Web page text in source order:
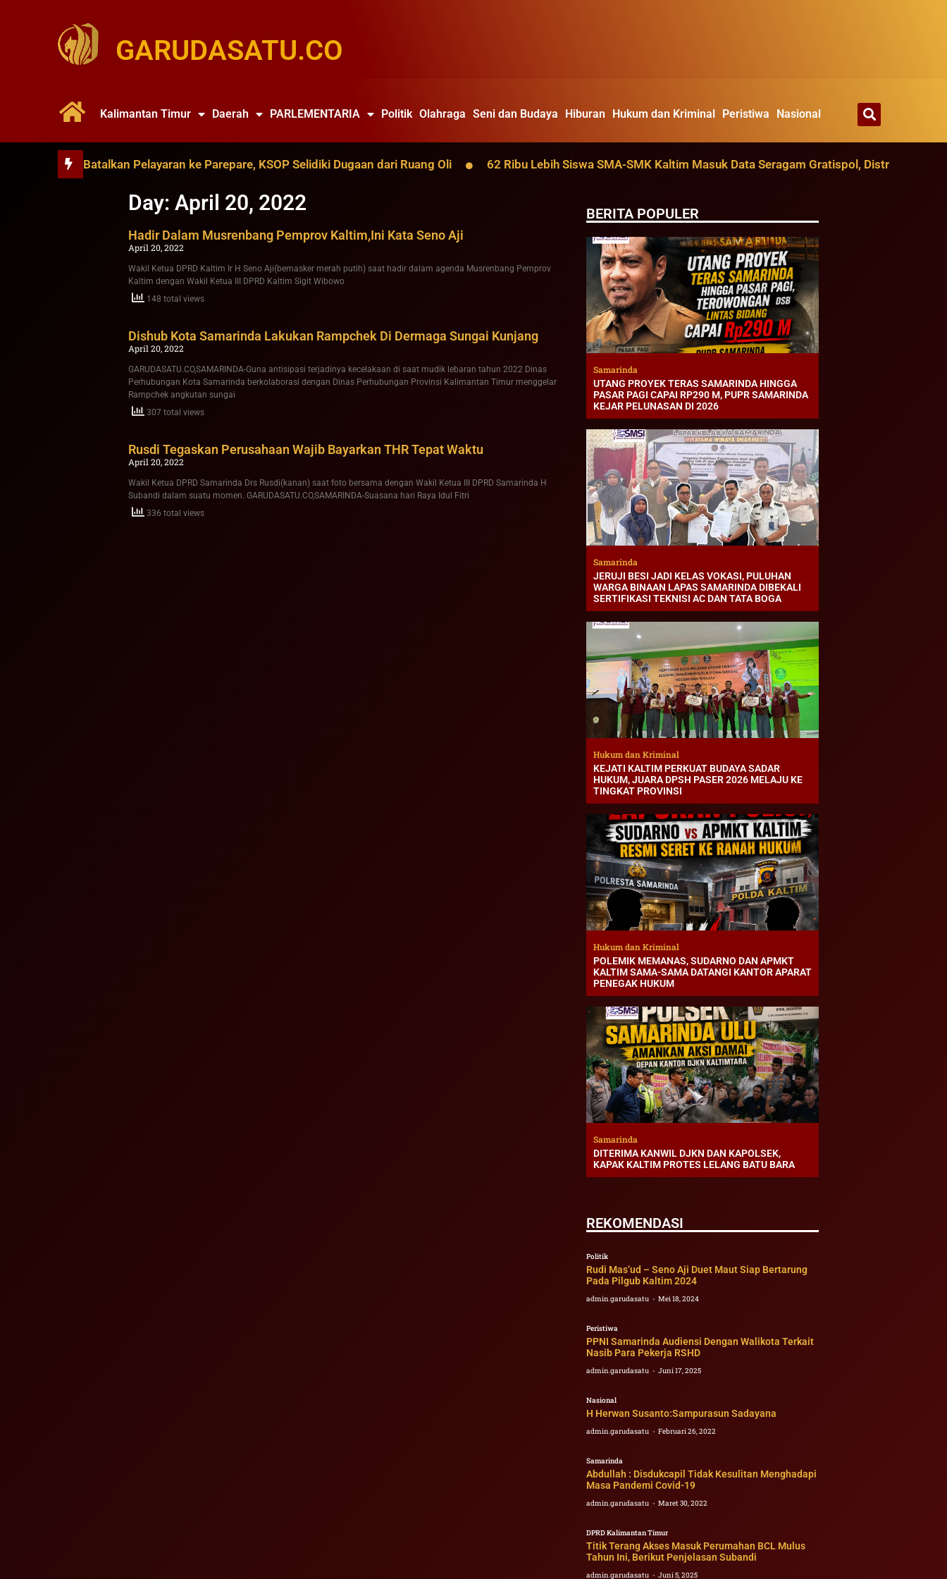
GARUDASATU.CO
Kalimantan Timur Daerah PARLEMENTARIA Politik Olahraga Seni dan Budaya Hiburan Hukum dan Kriminal Peristiwa Nasional
Soya Batalkan Pelayaran ke Parepare, KSOP Selidiki Dugaan dari Ruang Oli 62 Ribu Lebih Siswa SMA-SMK Kaltim Masuk Data Seragam Gratispol, Distribusi Ditarget
Day: April 20, 2022
Hadir Dalam Musrenbang Pemprov Kaltim,Ini Kata Seno Aji
April 20, 2022
Wakil Ketua DPRD Kaltim Ir H Seno Aji(bemasker merah putih) saat hadir dalam agenda Musrenbang Pemprov
Kaltim dengan Wakil Ketua III DPRD Kaltim Sigit Wibowo
148 total views
Dishub Kota Samarinda Lakukan Rampchek Di Dermaga Sungai Kunjang
April 20, 2022
GARUDASATU.CO,SAMARINDA-Guna antisipasi terjadinya kecelakaan di saat mudik lebaran tahun 2022 Dinas
Perhubungan Kota Samarinda berkolaborasi dengan Dinas Perhubungan Provinsi Kalimantan Timur menggelar
Rampchek angkutan sungai
307 total views
Rusdi Tegaskan Perusahaan Wajib Bayarkan THR Tepat Waktu
April 20, 2022
Wakil Ketua DPRD Samarinda Drs Rusdi(kanan) saat foto bersama dengan Wakil Ketua III DPRD Samarinda H
Subandi dalam suatu momen. GARUDASATU.CO,SAMARINDA-Suasana hari Raya Idul Fitri
336 total views
BERITA POPULER
Samarinda
UTANG PROYEK TERAS SAMARINDA HINGGA
PASAR PAGI CAPAI RP290 M, PUPR SAMARINDA
KEJAR PELUNASAN DI 2026
Samarinda
JERUJI BESI JADI KELAS VOKASI, PULUHAN
WARGA BINAAN LAPAS SAMARINDA DIBEKALI
SERTIFIKASI TEKNISI AC DAN TATA BOGA
Hukum dan Kriminal
KEJATI KALTIM PERKUAT BUDAYA SADAR
HUKUM, JUARA DPSH PASER 2026 MELAJU KE
TINGKAT PROVINSI
Hukum dan Kriminal
POLEMIK MEMANAS, SUDARNO DAN APMKT
KALTIM SAMA-SAMA DATANGI KANTOR APARAT
PENEGAK HUKUM
Samarinda
DITERIMA KANWIL DJKN DAN KAPOLSEK,
KAPAK KALTIM PROTES LELANG BATU BARA
REKOMENDASI
Politik
Rudi Mas’ud – Seno Aji Duet Maut Siap Bertarung
Pada Pilgub Kaltim 2024
admin.garudasatu Mei 18, 2024
Peristiwa
PPNI Samarinda Audiensi Dengan Walikota Terkait
Nasib Para Pekerja RSHD
admin.garudasatu Juni 17, 2025
Nasional
H Herwan Susanto:Sampurasun Sadayana
admin.garudasatu Februari 26, 2022
Samarinda
Abdullah : Disdukcapil Tidak Kesulitan Menghadapi
Masa Pandemi Covid-19
admin.garudasatu Maret 30, 2022
DPRD Kalimantan Timur
Titik Terang Akses Masuk Perumahan BCL Mulus
Tahun Ini, Berikut Penjelasan Subandi
admin.garudasatu Juni 5, 2025